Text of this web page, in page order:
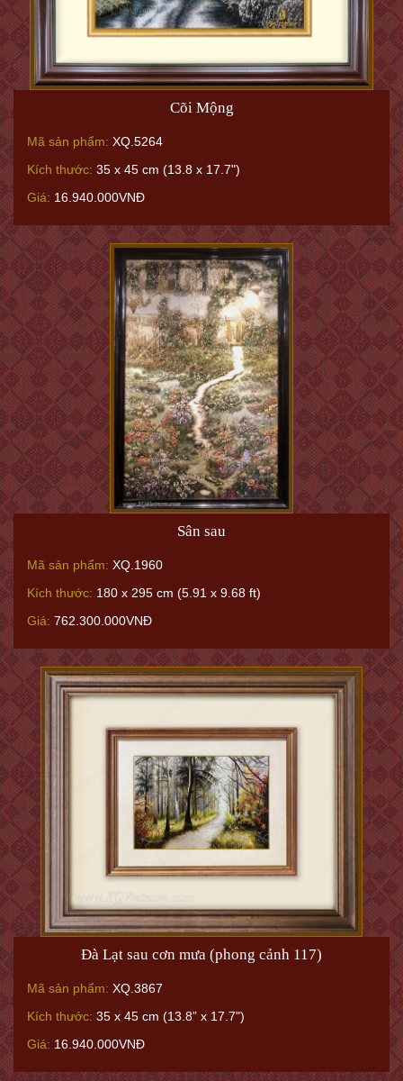
Cõi Mộng
Mã sản phẩm: XQ.5264
Kích thước: 35 x 45 cm (13.8 x 17.7")
Giá: 16.940.000VNĐ
Sân sau
Mã sản phẩm: XQ.1960
Kích thước: 180 x 295 cm (5.91 x 9.68 ft)
Giá: 762.300.000VNĐ
Đà Lạt sau cơn mưa (phong cảnh 117)
Mã sản phẩm: XQ.3867
Kích thước: 35 x 45 cm (13.8” x 17.7")
Giá: 16.940.000VNĐ